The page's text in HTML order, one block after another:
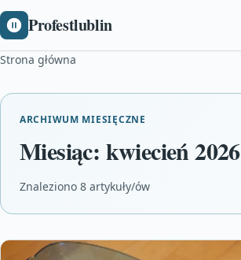
Profestlublin
Strona główna
ARCHIWUM MIESIĘCZNE
Miesiąc: kwiecień 2026
Znaleziono 8 artykuły/ów